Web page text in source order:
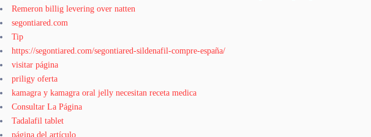
Remeron billig levering over natten
segontiared.com
Tip
https://segontiared.com/segontiared-sildenafil-compre-españa/
visitar página
priligy oferta
kamagra y kamagra oral jelly necesitan receta medica
Consultar La Página
Tadalafil tablet
página del artículo